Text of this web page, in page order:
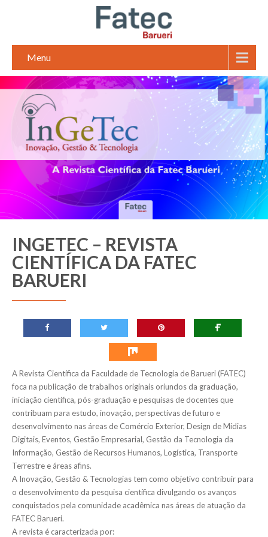
Menu
INGETEC – REVISTA
CIENTÍFICA DA FATEC
BARUERI
A Revista Científica da Faculdade de Tecnologia de Barueri (FATEC)
foca na publicação de trabalhos originais oriundos da graduação,
iniciação científica, pós-graduação e pesquisas de docentes que
contribuam para estudo, inovação, perspectivas de futuro e
desenvolvimento nas áreas de Comércio Exterior, Design de Mídias
Digitais, Eventos, Gestão Empresarial, Gestão da Tecnologia da
Informação, Gestão de Recursos Humanos, Logística, Transporte
Terrestre e áreas afins.
A Inovação, Gestão & Tecnologias tem como objetivo contribuir para
o desenvolvimento da pesquisa científica divulgando os avanços
conquistados pela comunidade acadêmica nas áreas de atuação da
FATEC Barueri.
A revista é caracterizada por: